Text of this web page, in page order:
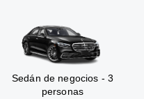
Sedán de negocios - 3
personas